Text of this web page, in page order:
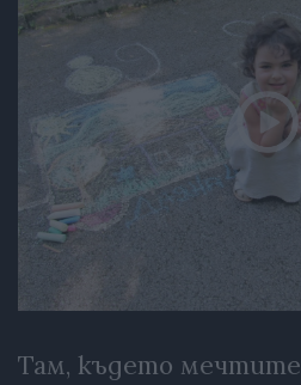
Там, където